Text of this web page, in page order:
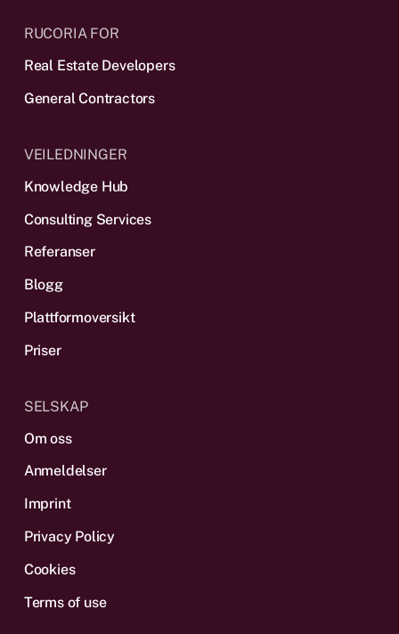
RUCORIA FOR
Real Estate Developers
General Contractors
VEILEDNINGER
Knowledge Hub
Consulting Services
Referanser
Blogg
Plattform­oversikt
Priser
SELSKAP
Om oss
Anmeldelser
Imprint
Privacy Policy
Cookies
Terms of use